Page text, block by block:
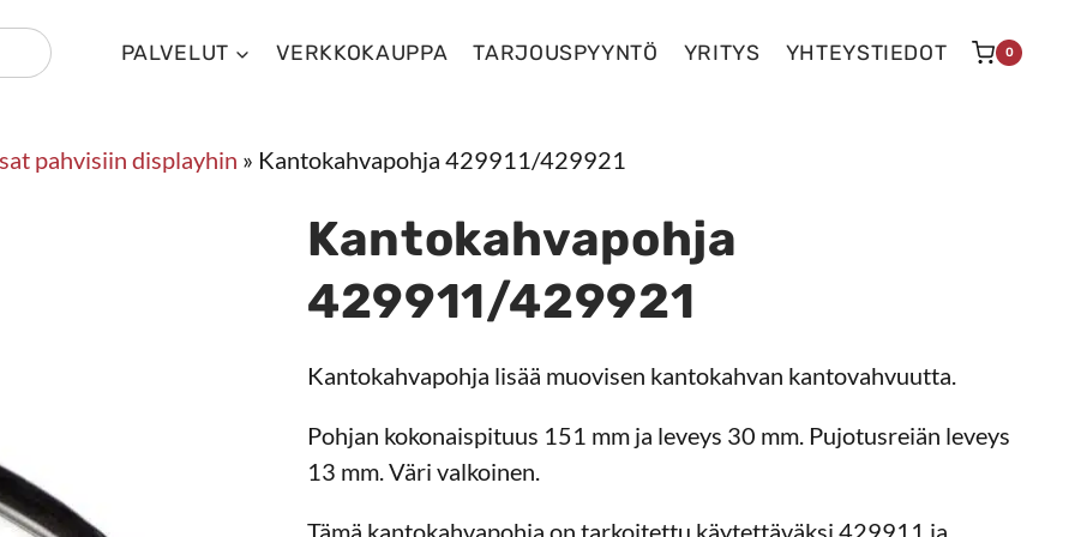
PALVELUT VERKKOKAUPPA TARJOUSPYYNTÖ YRITYS YHTEYSTIEDOT 0
pahvisiin displayhin » Kantokahvapohja 429911/429921
Kantokahvapohja
429911/429921
Kantokahvapohja lisää muovisen kantokahvan kantovahvuutta.
Pohjan kokonaispituus 151 mm ja leveys 30 mm. Pujotusreiän leveys
13 mm. Väri valkoinen.
Tämä kantokahvapohja on tarkoitettu käytettäväksi 429911 ja